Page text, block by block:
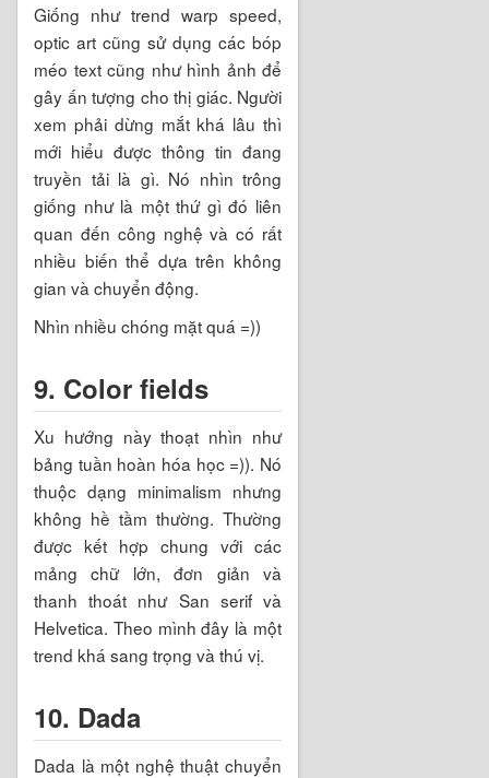
Giống như trend warp speed,
optic art cũng sử dụng các bóp
méo text cũng như hình ảnh để
gây ấn tượng cho thị giác. Người
xem phải dừng mắt khá lâu thì
mới hiểu được thông tin đang
truyền tải là gì. Nó nhìn trông
giống như là một thứ gì đó liên
quan đến công nghệ và có rất
nhiều biến thể dựa trên không
gian và chuyển động.
Nhìn nhiều chóng mặt quá =))
9. Color fields
Xu hướng này thoạt nhìn như
bảng tuần hoàn hóa học =)). Nó
thuộc dạng minimalism nhưng
không hề tầm thường. Thường
được kết hợp chung với các
mảng chữ lớn, đơn giản và
thanh thoát như San serif và
Helvetica. Theo mình đây là một
trend khá sang trọng và thú vị.
10. Dada
Dada là một nghệ thuật chuyển